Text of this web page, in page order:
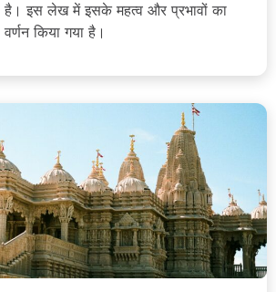
है। इस लेख में इसके महत्व और प्रभावों का
वर्णन किया गया है।